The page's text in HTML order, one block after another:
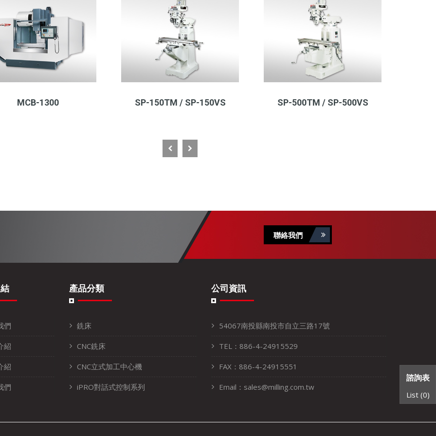
MCB-1300 SP-150TM / SP-150VS SP-500TM / SP-500VS
諮詢表
List (0)
聯絡我們
們
紹
紹
們
產品分類
銑床
CNC銑床
CNC立式加工中心機
iPRO對話式控制系列
公司資訊
54067南投縣南投市自立三路17號
TEL：886-4-24915529
FAX：886-4-24915551
Email：sales@milling.com.tw